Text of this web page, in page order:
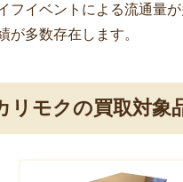
フイベントによる流通量
が多数存在します。
リモクの買取対象